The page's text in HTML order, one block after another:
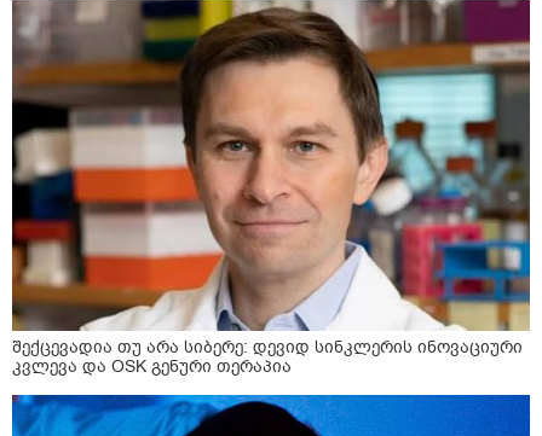
შექცევადია თუ არა სიბერე: დევიდ სინკლერის ინოვაციური
კვლევა და OSK გენური თერაპია